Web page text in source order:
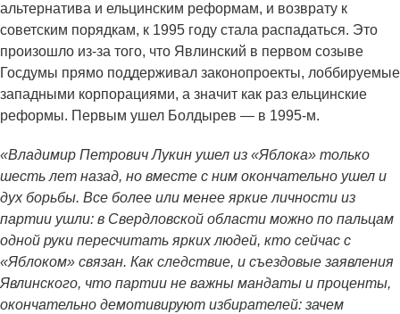
альтернатива и ельцинским реформам, и возврату к
советским порядкам, к 1995 году стала распадаться. Это
произошло из-за того, что Явлинский в первом созыве
Госдумы прямо поддерживал законопроекты, лоббируемые
западными корпорациями, а значит как раз ельцинские
реформы. Первым ушел Болдырев — в 1995-м.
«Владимир Петрович Лукин ушел из «Яблока» только
шесть лет назад, но вместе с ним окончательно ушел и
дух борьбы. Все более или менее яркие личности из
партии ушли: в Свердловской области можно по пальцам
одной руки пересчитать ярких людей, кто сейчас с
«Яблоком» связан. Как следствие, и съездовые заявления
Явлинского, что партии не важны мандаты и проценты,
окончательно демотивируют избирателей: зачем